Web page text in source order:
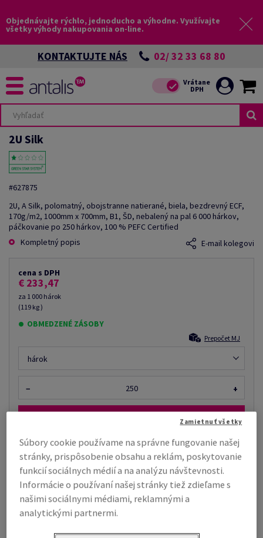
Objednávajte rýchlo, jednoducho a výhodne. Využívajte
všetky výhody nakupovania on-line.
KONTAKTUJTE NÁS 02/ 32 33 68 80
2U Silk
#627875
2U, A Silk, polomatný, obojstranne natierané, biela, bezdrevný ECF,
170g/m2, 1000mm x 700mm, B1, ŠD, nebalený na pal 6 000 hárkov,
páčkovanie po 250 hárkov, 100 % PEFC Certified
Kompletný popis
E-mail kolegovi
cena s DPH
€ 233,47
za 1 000 hárok
(119 kg )
OBMEDZENÉ ZÁSOBY
Prepočet MJ
hárok
− +
Tiež by vás mohlo zaujímať
Zmršťovacia fólia, rola, 25 µm, 400 mm x 800.00
m, priemer dutinky: 76 m...
Cena podľa množstva už od €
/ 1 Kotúč/Rolka
Súbory cookie používame na správne fungovanie našej
stránky, prispôsobenie obsahu a reklám, poskytovanie
funkcií sociálnych médií a na analýzu návštevnosti.
Informácie o používaní našej stránky tiež zdieľame s
našimi sociálnymi médiami, reklamnými a
analytickými partnermi.
Zamietnuť všetky